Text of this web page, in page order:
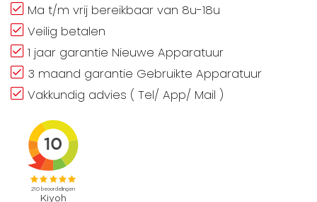
Ma t/m vrij bereikbaar van 8u-18u
Veilig betalen
1 jaar garantie Nieuwe Apparatuur
3 maand garantie Gebruikte Apparatuur
Vakkundig advies ( Tel/ App/ Mail )